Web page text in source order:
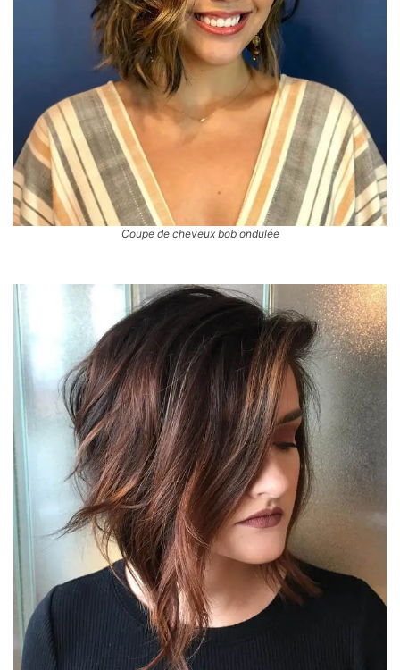
Coupe de cheveux bob ondulée